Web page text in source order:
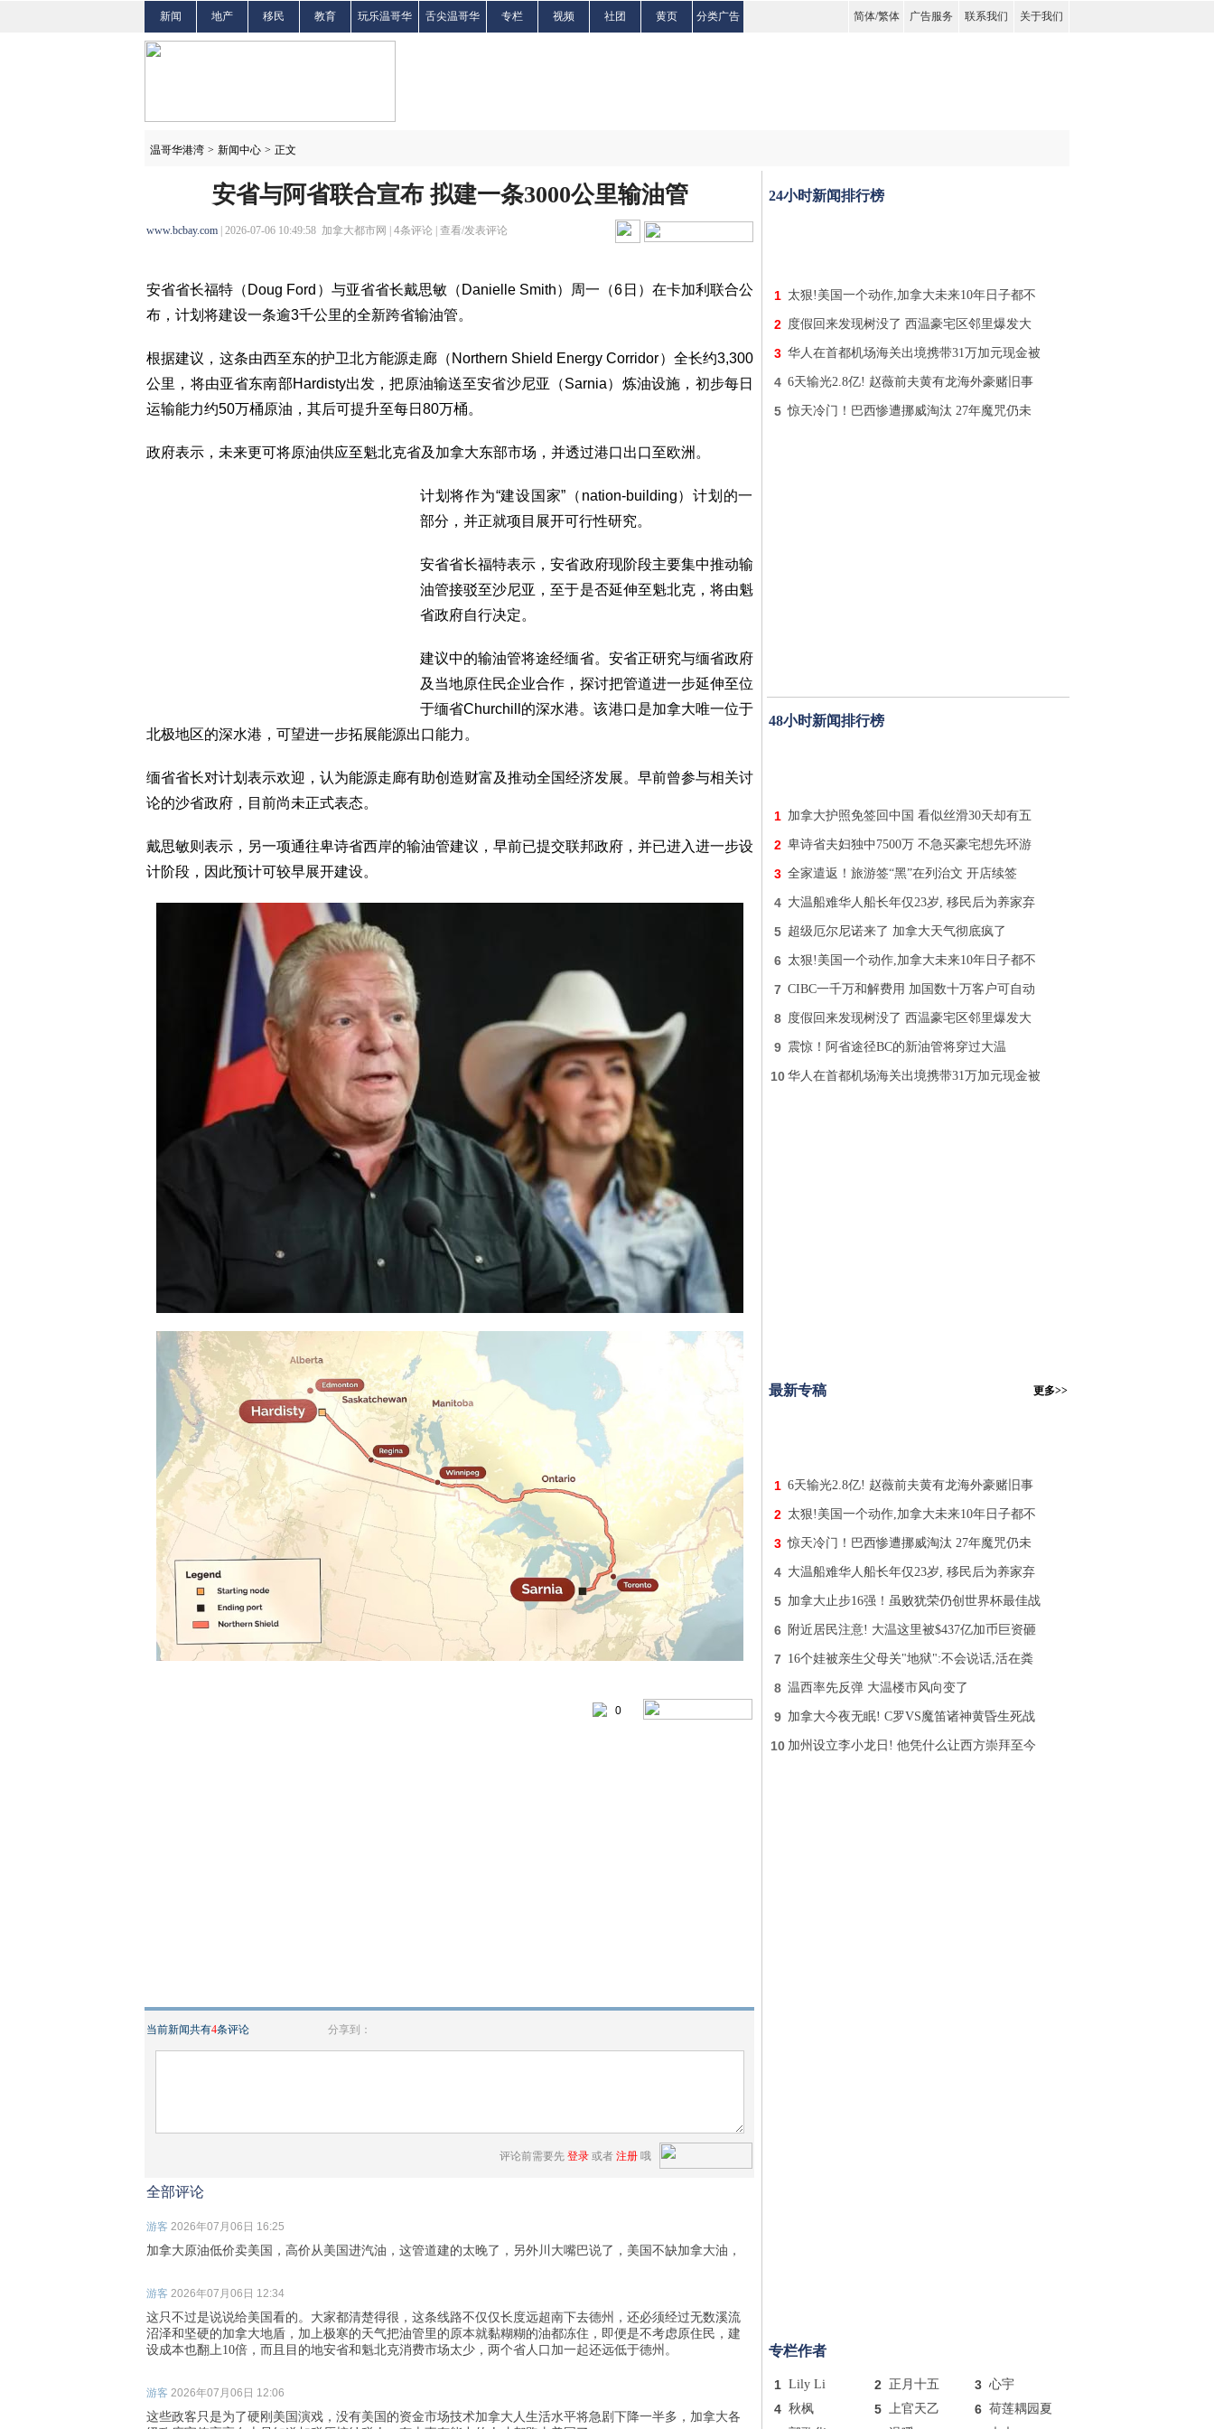
新闻 地产 移民 教育 玩乐温哥华 舌尖温哥华 专栏 视频 社团 黄页 分类广告 简体/繁体 广告服务 联系我们 关于我们
温哥华港湾 > 新闻中心 > 正文
安省与阿省联合宣布 拟建一条3000公里输油管
www.bcbay.com | 2026-07-06 10:49:58 加拿大都市网 | 4条评论 | 查看/发表评论
安省省长福特（Doug Ford）与亚省省长戴思敏（Danielle Smith）周一（6日）在卡加利联合公
布，计划将建设一条逾3千公里的全新跨省输油管。
根据建议，这条由西至东的护卫北方能源走廊（Northern Shield Energy Corridor）全长约3,300
公里，将由亚省东南部Hardisty出发，把原油输送至安省沙尼亚（Sarnia）炼油设施，初步每日
运输能力约50万桶原油，其后可提升至每日80万桶。
政府表示，未来更可将原油供应至魁北克省及加拿大东部市场，并透过港口出口至欧洲。
计划将作为“建设国家”（nation-building）计划的一
部分，并正就项目展开可行性研究。
安省省长福特表示，安省政府现阶段主要集中推动输
油管接驳至沙尼亚，至于是否延伸至魁北克，将由魁
省政府自行决定。
建议中的输油管将途经缅省。安省正研究与缅省政府
及当地原住民企业合作，探讨把管道进一步延伸至位
于缅省Churchill的深水港。该港口是加拿大唯一位于
北极地区的深水港，可望进一步拓展能源出口能力。
缅省省长对计划表示欢迎，认为能源走廊有助创造财富及推动全国经济发展。早前曾参与相关讨
论的沙省政府，目前尚未正式表态。
戴思敏则表示，另一项通往卑诗省西岸的输油管建议，早前已提交联邦政府，并已进入进一步设
计阶段，因此预计可较早展开建设。
0
当前新闻共有4条评论 分享到：
评论前需要先 登录 或者 注册 哦
全部评论
游客 2026年07月06日 16:25
加拿大原油低价卖美国，高价从美国进汽油，这管道建的太晚了，另外川大嘴巴说了，美国不缺加拿大油，
游客 2026年07月06日 12:34
这只不过是说说给美国看的。大家都清楚得很，这条线路不仅仅长度远超南下去德州，还必须经过无数溪流
沼泽和坚硬的加拿大地盾，加上极寒的天气把油管里的原本就黏糊糊的油都冻住，即便是不考虑原住民，建
设成本也翻上10倍，而且目的地安省和魁北克消费市场太少，两个省人口加一起还远低于德州。
游客 2026年07月06日 12:06
这些政客只是为了硬刚美国演戏，没有美国的资金市场技术加拿大人生活水平将急剧下降一半多，加拿大各
24小时新闻排行榜
1 太狠!美国一个动作,加拿大未来10年日子都不
2 度假回来发现树没了 西温豪宅区邻里爆发大
3 华人在首都机场海关出境携带31万加元现金被
4 6天输光2.8亿! 赵薇前夫黄有龙海外豪赌旧事
5 惊天冷门！巴西惨遭挪威淘汰 27年魔咒仍未
48小时新闻排行榜
1 加拿大护照免签回中国 看似丝滑30天却有五
2 卑诗省夫妇独中7500万 不急买豪宅想先环游
3 全家遣返！旅游签“黑”在列治文 开店续签
4 大温船难华人船长年仅23岁, 移民后为养家弃
5 超级厄尔尼诺来了 加拿大天气彻底疯了
6 太狠!美国一个动作,加拿大未来10年日子都不
7 CIBC一千万和解费用 加国数十万客户可自动
8 度假回来发现树没了 西温豪宅区邻里爆发大
9 震惊！阿省途径BC的新油管将穿过大温
10 华人在首都机场海关出境携带31万加元现金被
最新专稿 更多>>
1 6天输光2.8亿! 赵薇前夫黄有龙海外豪赌旧事
2 太狠!美国一个动作,加拿大未来10年日子都不
3 惊天冷门！巴西惨遭挪威淘汰 27年魔咒仍未
4 大温船难华人船长年仅23岁, 移民后为养家弃
5 加拿大止步16强！虽败犹荣仍创世界杯最佳战
6 附近居民注意! 大温这里被$437亿加币巨资砸
7 16个娃被亲生父母关"地狱":不会说话,活在粪
8 温西率先反弹 大温楼市风向变了
9 加拿大今夜无眠! C罗VS魔笛诸神黄昏生死战
10 加州设立李小龙日! 他凭什么让西方崇拜至今
专栏作者
1 Lily Li 2 正月十五 3 心宇
4 秋枫 5 上官天乙 6 荷莲耦园夏